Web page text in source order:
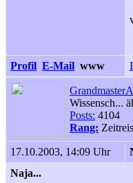
Profil E-Mail www
GrandmasterA
Wissensch...
Posts: 4104
Rang:
17.10.2003, 14:09 Uhr
Naja...